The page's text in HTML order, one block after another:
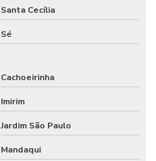
Santa Cecília
Sé
Cachoeirinha
Imirim
Jardim São Paulo
Mandaqui